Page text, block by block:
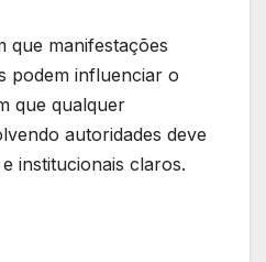
que manifestações
podem influenciar o
que qualquer
autoridades deve
institucionais claros.